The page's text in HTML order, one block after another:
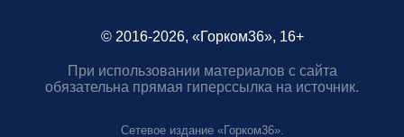
© 2016-2026, «Горком36», 16+
При использовании материалов с сайта
обязательна прямая гиперссылка на источник.
Сетевое издание «Горком36».